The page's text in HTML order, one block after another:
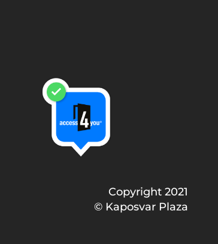
Copyright 2021
© Kaposvar Plaza